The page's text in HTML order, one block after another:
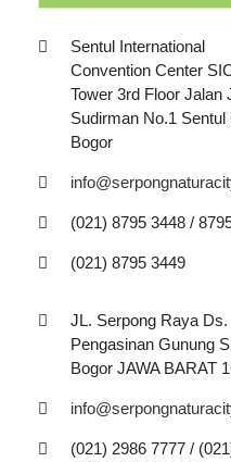
Sentul International
Convention Center
Tower 3rd Floor Jalan
Sudirman No.1 Sentul
Bogor
(021) 8795 3448 /
(021) 8795 3449
JL. Serpong Raya Ds.
Pengasinan Gunung
Bogor JAWA BARAT
(021) 2986 7777 /